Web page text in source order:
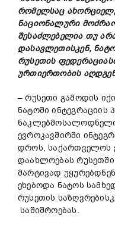
რომელსაც
ნაციონალური
შესაძლებელია თუ
დასავლეთისკენ,
რუსეთის
ურთიერთობის
– რუსეთი გამოდის
ნატოში ინტეგრაციის
ევროკავშირში
დროს, საქართველოს
დაახლოებას
მარტივად
ეხებოდა ნატოს
რუსეთის
საშიშროებას.